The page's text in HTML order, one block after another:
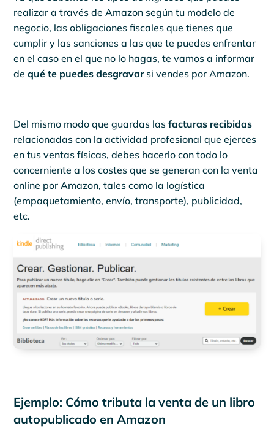
realizar a través de Amazon según tu modelo de
negocio, las obligaciones fiscales que tienes que
cumplir y las sanciones a las que te puedes enfrentar
en el caso en el que no lo hagas, te vamos a informar
de qué te puedes desgravarsi vendes por Amazon.
Del mismo modo que guardas las facturas recibidas
relacionadas con la actividad profesional que ejerces
en tus ventas físicas, debes hacerlo con todo lo
concerniente a los costes que se generan con la venta
online por Amazon, tales como la logística
(empaquetamiento, envío, transporte), publicidad,
etc.
Ejemplo: Cómo tributa la venta de un libro
autopublicado en Amazon